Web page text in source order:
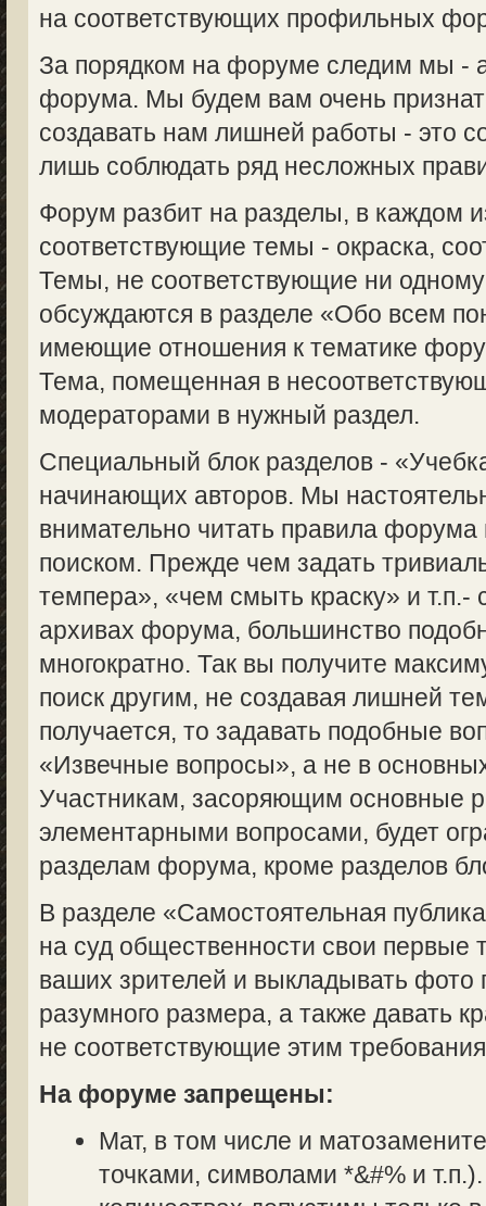
на соответствующих профильных
За порядком на форуме следим мы -
форума. Мы будем вам очень
создавать нам лишней работы - это
лишь соблюдать ряд несложных
Форум разбит на разделы, в каждом
соответствующие темы - окраска,
Темы, не соответствующие ни
обсуждаются в разделе «Обо всем
имеющие отношения к тематике
Тема, помещенная в
модераторами в нужный раздел.
Специальный блок разделов -
начинающих авторов. Мы
внимательно читать правила форума
поиском. Прежде чем задать
темпера», «чем смыть краску» и т.п.-
архивах форума, большинство
многократно. Так вы получите
поиск другим, не создавая лишней
получается, то задавать подобные
«Извечные вопросы», а не в
Участникам, засоряющим основные
элементарными вопросами, будет
разделам форума, кроме разделов
В разделе «Самостоятельная
на суд общественности свои первые
ваших зрителей и выкладывать фото
разумного размера, а также давать
не соответствующие этим
На форуме запрещены:
Мат, в том числе и
точками, символами *&#% и